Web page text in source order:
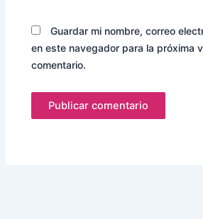
Guardar mi nombre, correo
en este navegador para la próxima
comentario.